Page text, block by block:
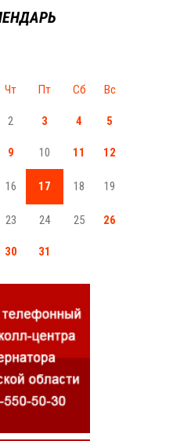
Чт Пт Сб Вс
2 3 4 5
9 10 11 12
16 17 18 19
23 24 25 26
30 31